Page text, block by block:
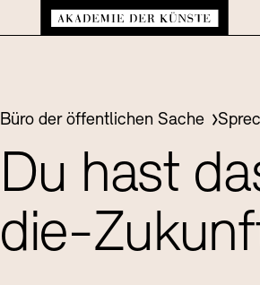
Zum Hauptinhalt springen (Enter drücken)
Hauptmenü
Sie befinden sich hier:
Büro der öffentlichen Sache
Du hast
die-